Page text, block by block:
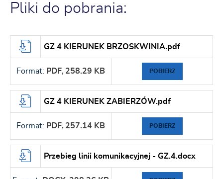
Pliki do pobrania:
GZ 4 KIERUNEK BRZOSKWINIA.pdf
Format: PDF, 258.29 KB POBIERZ
GZ 4 KIERUNEK ZABIERZÓW.pdf
Format: PDF, 257.14 KB POBIERZ
Przebieg linii komunikacyjnej - GZ.4.docx